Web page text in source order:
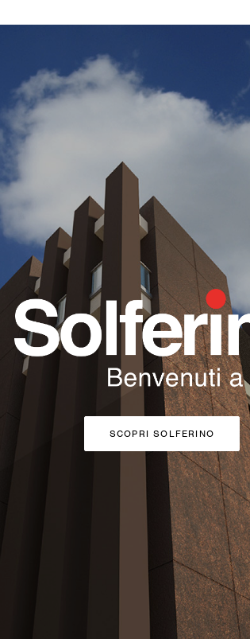
SCOPRI SOLFERINO